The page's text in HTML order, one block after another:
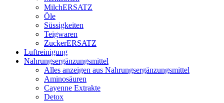
MilchERSATZ
Öle
Süssigkeiten
Teigwaren
ZuckerERSATZ
Luftreinigung
Nahrungsergänzungsmittel
Alles anzeigen aus Nahrungsergänzungsmittel
Aminosäuren
Cayenne Extrakte
Detox